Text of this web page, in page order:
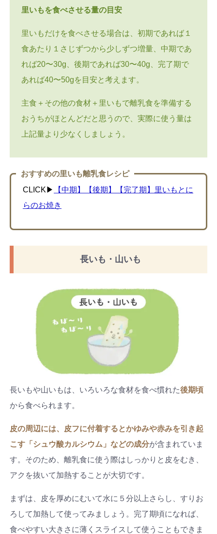
里いもを食べさせる量の目安
里いもだけを食べさせる場合は、初期であれば１
食あたり１さじずつから少しずつ増量、中期であ
れば20〜30g、後期であれば30〜40g、完了期で
あれば40〜50gを目安と考えます。
主食＋その他の食材＋里いもで離乳食を準備する
おうちがほとんどだと思うので、実際に使う量は
上記量より少なくしましょう。
おすすめの里いも離乳食レシピ
CLICK▶︎
【中期】【後期】【完了期】里いもとに
らのお焼き
長いも・山いも
長いもや山いもは、いろいろな食材を食べ慣れた後期頃
から食べられます。
皮の周辺には、皮フに付着するとかゆみや赤みを引き起
こす「シュウ酸カルシウム」などの成分が含まれていま
す。そのため、離乳食に使う際はしっかりと皮をむき、
アクを抜いて加熱することが大切です。
まずは、皮を厚めにむいて水に５分以上さらし、すりお
ろして加熱して使ってみましょう。完了期頃になれば、
食べやすい大きさに薄くスライスして使うこともできま